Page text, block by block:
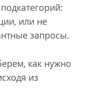
или не
запросы.
как нужно
из